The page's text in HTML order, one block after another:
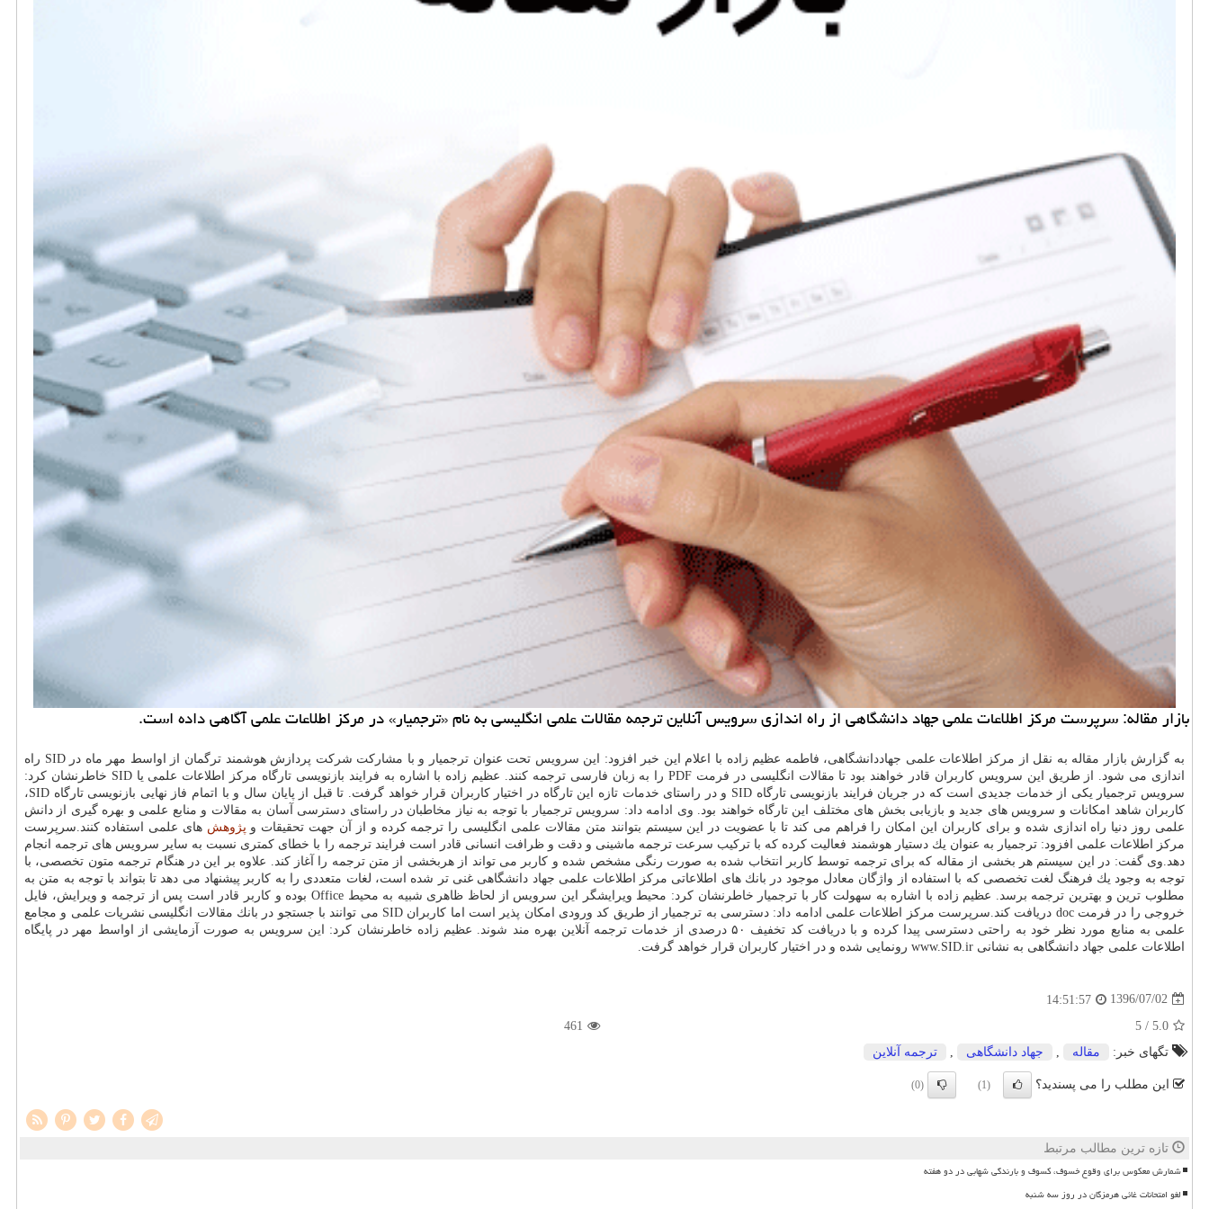
بازار مقاله: سرپرست مركز اطلاعات علمی جهاد دانشگاهی از راه اندازی سرویس آنلاین ترجمه مقالات علمی انگلیسی به نام «ترجمیار» در مركز اطلاعات علمی آگاهی داده است.
به گزارش بازار مقاله به نقل از مركز اطلاعات علمی جهاددانشگاهی، فاطمه عظیم زاده با اعلام این خبر افزود: این سرویس تحت عنوان ترجمیار و با مشاركت شركت پردازش هوشمند ترگمان از اواسط مهر ماه در SID راه
اندازی می شود. از طریق این سرویس كاربران قادر خواهند بود تا مقالات انگلیسی در فرمت PDF را به زبان فارسی ترجمه كنند. عظیم زاده با اشاره به فرایند بازنویسی تارگاه مركز اطلاعات علمی یا SID خاطرنشان كرد:
سرویس ترجمیار یكی از خدمات جدیدی است كه در جریان فرایند بازنویسی تارگاه SID و در راستای خدمات تازه این تارگاه در اختیار كاربران قرار خواهد گرفت. تا قبل از پایان سال و با اتمام فاز نهایی بازنویسی تارگاه SID،
كاربران شاهد امكانات و سرویس های جدید و بازیابی بخش های مختلف این تارگاه خواهند بود. وی ادامه داد: سرویس ترجمیار با توجه به نیاز مخاطبان در راستای دسترسی آسان به مقالات و منابع علمی و بهره گیری از دانش
علمی روز دنیا راه اندازی شده و برای كاربران این امكان را فراهم می كند تا با عضویت در این سیستم بتوانند متن مقالات علمی انگلیسی را ترجمه كرده و از آن جهت تحقیقات و پژوهش های علمی استفاده كنند.سرپرست
مركز اطلاعات علمی افزود: ترجمیار به عنوان یك دستیار هوشمند فعالیت كرده كه با تركیب سرعت ترجمه ماشینی و دقت و ظرافت انسانی قادر است فرایند ترجمه را با خطای كمتری نسبت به سایر سرویس های ترجمه انجام
دهد.وی گفت: در این سیستم هر بخشی از مقاله كه برای ترجمه توسط كاربر انتخاب شده به صورت رنگی مشخص شده و كاربر می تواند از هربخشی از متن ترجمه را آغاز كند. علاوه بر این در هنگام ترجمه متون تخصصی، با
توجه به وجود یك فرهنگ لغت تخصصی كه با استفاده از واژگان معادل موجود در بانك های اطلاعاتی مركز اطلاعات علمی جهاد دانشگاهی غنی تر شده است، لغات متعددی را به كاربر پیشنهاد می دهد تا بتواند با توجه به متن به
مطلوب ترین و بهترین ترجمه برسد. عظیم زاده با اشاره به سهولت كار با ترجمیار خاطرنشان كرد: محیط ویرایشگر این سرویس از لحاظ ظاهری شبیه به محیط Office بوده و كاربر قادر است پس از ترجمه و ویرایش، فایل
خروجی را در فرمت doc دریافت كند.سرپرست مركز اطلاعات علمی ادامه داد: دسترسی به ترجمیار از طریق كد ورودی امكان پذیر است اما كاربران SID می توانند با جستجو در بانك مقالات انگلیسی نشریات علمی و مجامع
علمی به منابع مورد نظر خود به راحتی دسترسی پیدا كرده و با دریافت كد تخفیف ۵۰ درصدی از خدمات ترجمه آنلاین بهره مند شوند. عظیم زاده خاطرنشان كرد: این سرویس به صورت آزمایشی از اواسط مهر در پایگاه
اطلاعات علمی جهاد دانشگاهی به نشانی www.SID.ir رونمایی شده و در اختیار كاربران قرار خواهد گرفت.
1396/07/02
14:51:57
5.0
/ 5
461
تگهای خبر:
مقاله جهاد دانشگاهی ترجمه آنلاین
این مطلب را می پسندید؟ (1)
(0)
تازه ترین مطالب مرتبط
شمارش معکوس برای وقوع خسوف، کسوف و بارندگی شهابی در دو هفته
لغو امتحانات غائی هرمزگان در روز سه شنبه